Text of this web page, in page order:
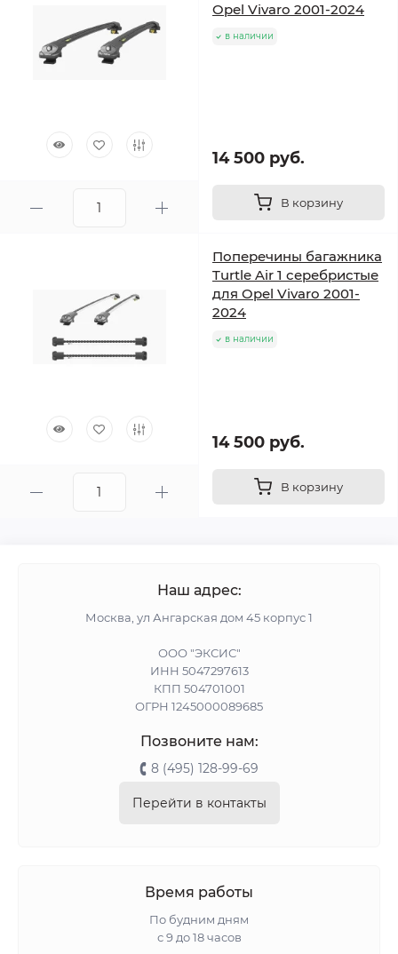
Opel Vivaro 2001-2024
в наличии
14 500 руб.
В корзину
Поперечины багажника
Turtle Air 1 серебристые
для Opel Vivaro 2001-
2024
в наличии
14 500 руб.
В корзину
Наш адрес:
Москва, ул Ангарская дом 45 корпус 1
ООО "ЭКСИС"
ИНН 5047297613
КПП 504701001
ОГРН 1245000089685
Позвоните нам:
8 (495) 128-99-69
Перейти в контакты
Время работы
По будним дням
с 9 до 18 часов